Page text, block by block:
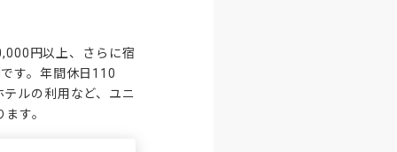
円以上、さらに宿
す。年間休日110
ルの利用など、ユニ
す。